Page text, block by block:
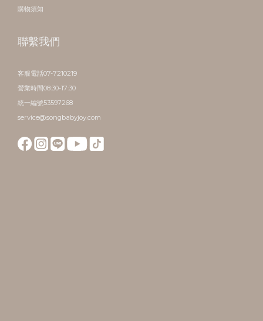
購物須知
聯繫我們
客服電話07-7210219
營業時間08:30-17:30
統一編號53597268
service@songbabyjoy.com